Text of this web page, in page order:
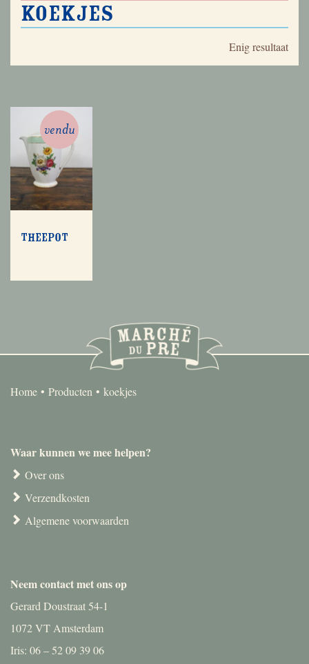
koekjes
Enig resultaat
Theepot
vendu
Home Producten koekjes
Waar kunnen we mee helpen?
Over ons
Verzendkosten
Algemene voorwaarden
Neem contact met ons op
Gerard Doustraat 54-1
1072 VT Amsterdam
Iris: 06 – 52 09 39 06